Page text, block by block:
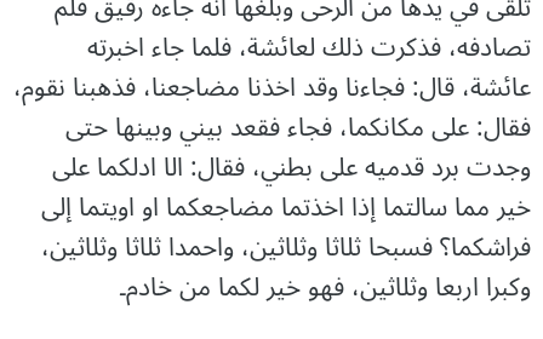
تصادفه، فذكرت ذلك لعائشة، فلما جاء اخبرته
عائشة، قال: فجاءنا وقد اخذنا مضاجعنا، فذهبنا نقوم،
فقال: على مكانكما، فجاء فقعد بيني وبينها حتى
وجدت برد قدميه على بطني، فقال: الا ادلكما على
خير مما سالتما إذا اخذتما مضاجعكما او اويتما إلى
فراشكما؟ فسبحا ثلاثا وثلاثين، واحمدا ثلاثا وثلاثين،
وكبرا اربعا وثلاثين، فهو خير لكما من خادم۔